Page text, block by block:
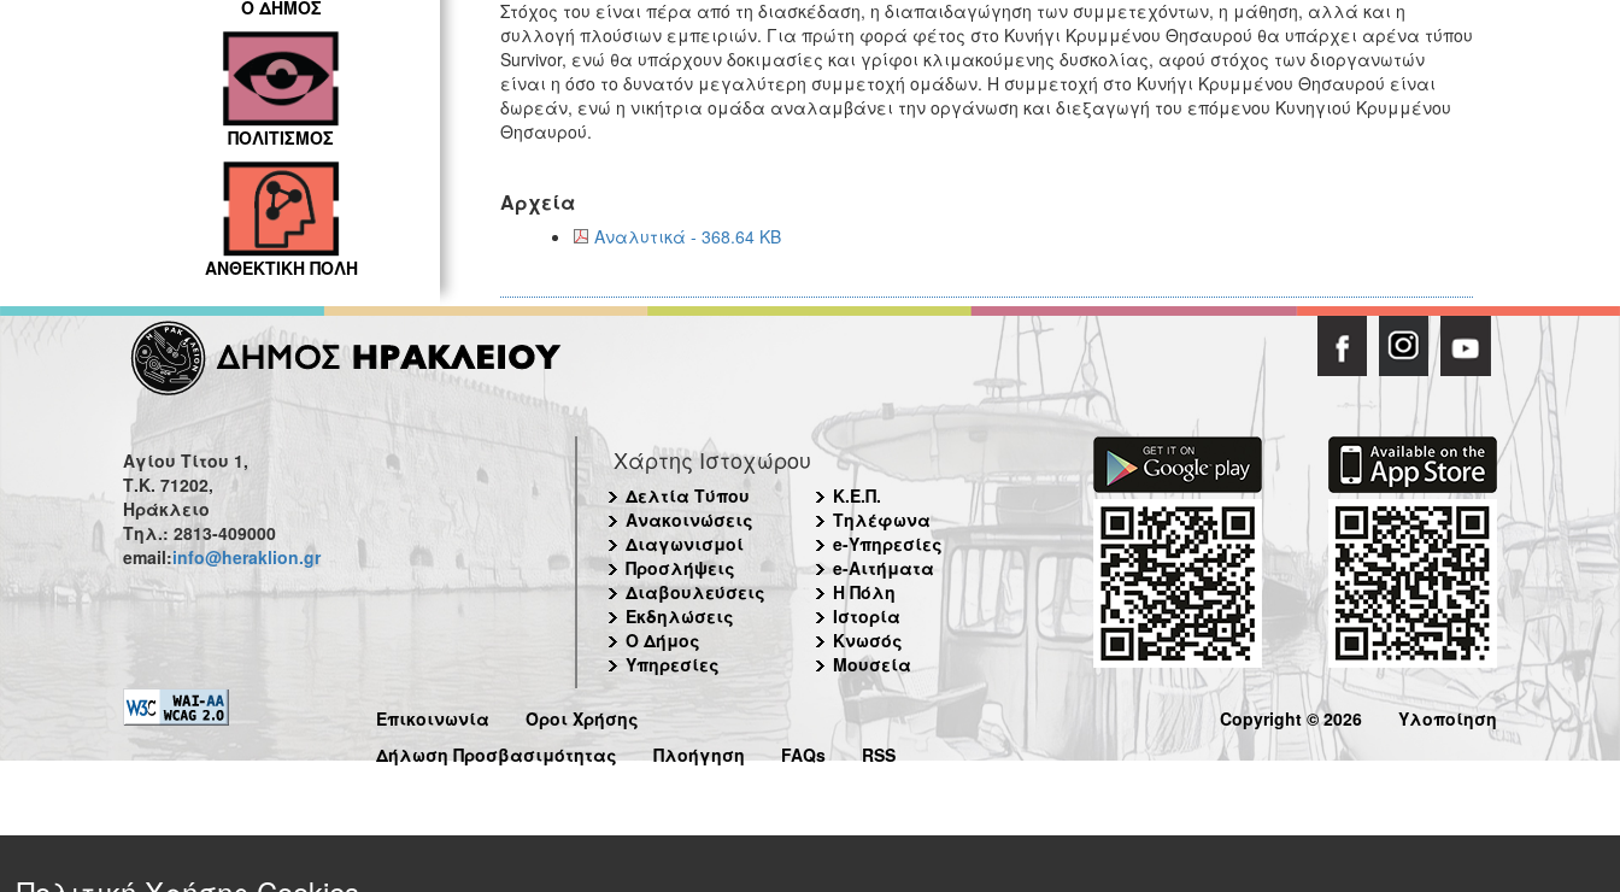
Ο ΔΗΜΟΣ
ΠΟΛΙΤΙΣΜΟΣ
ΑΝΘΕΚΤΙΚΗ ΠΟΛΗ
Στόχος του είναι πέρα από τη διασκέδαση, η διαπαιδαγώγηση των συμμετεχόντων, η μάθηση, αλλά και η
συλλογή πλούσιων εμπειριών. Για πρώτη φορά φέτος στο Κυνήγι Κρυμμένου Θησαυρού θα υπάρχει αρένα τύπου
Survivor, ενώ θα υπάρχουν δοκιμασίες και γρίφοι κλιμακούμενης δυσκολίας, αφού στόχος των διοργανωτών
είναι η όσο το δυνατόν μεγαλύτερη συμμετοχή ομάδων. Η συμμετοχή στο Κυνήγι Κρυμμένου Θησαυρού είναι
δωρεάν, ενώ η νικήτρια ομάδα αναλαμβάνει την οργάνωση και διεξαγωγή του επόμενου Κυνηγιού Κρυμμένου
Θησαυρού.
Αρχεία
Αναλυτικά - 368.64 KB
Αγίου Τίτου 1,
Τ.Κ. 71202,
Ηράκλειο
Τηλ.: 2813-409000
email:info@heraklion.gr
Χάρτης Ιστοχώρου
Δελτία Τύπου
Ανακοινώσεις
Διαγωνισμοί
Προσλήψεις
Διαβουλεύσεις
Εκδηλώσεις
Ο Δήμος
Υπηρεσίες
Κ.Ε.Π.
Τηλέφωνα
e-Υπηρεσίες
e-Αιτήματα
Η Πόλη
Ιστορία
Κνωσός
Μουσεία
Επικοινωνία
Όροι Χρήσης
Δήλωση Προσβασιμότητας
Πλοήγηση FAQs RSS
Copyright © 2026 Υλοποίηση